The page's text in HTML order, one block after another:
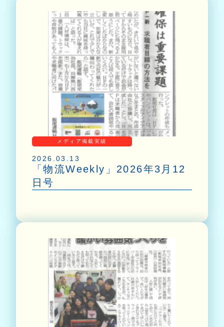
メディア掲載実績
2026.03.13
「物流Weekly」2026年3月12
日号